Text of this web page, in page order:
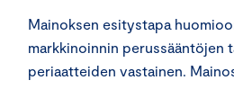
Mainoksen esitystapa
markkinoinnin perussääntöjen
periaatteiden vastainen.